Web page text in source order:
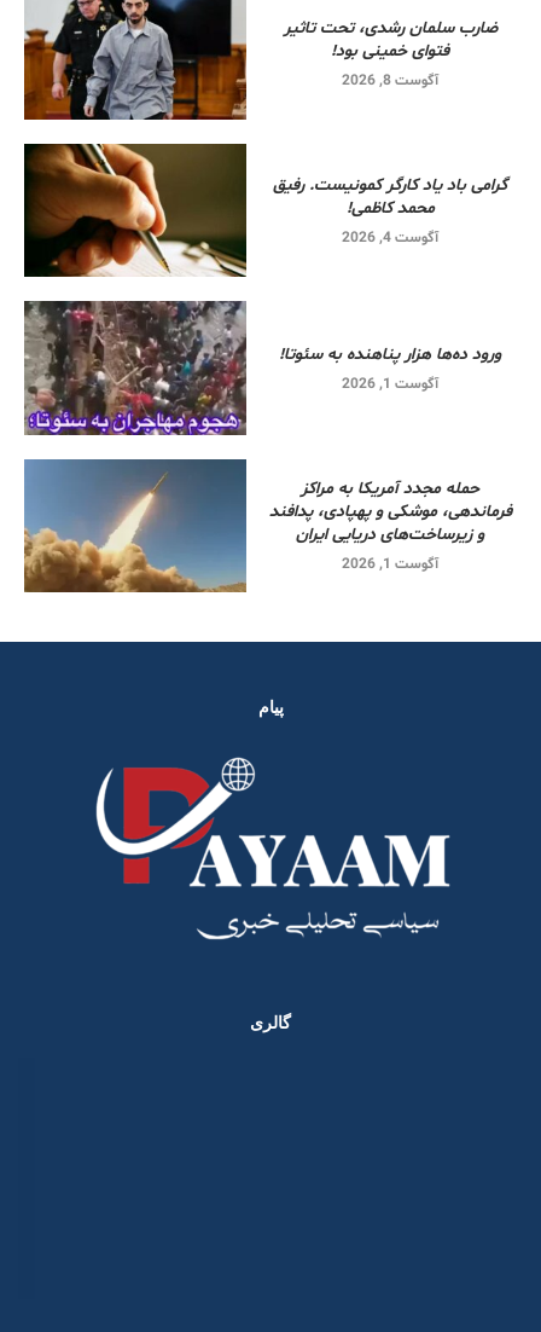
ضارب سلمان رشدی، تحت تاثیر
فتوای خمینی بود!
آگوست 8, 2026
گرامی باد یاد کارگر کمونیست. رفیق
محمد کاظمی!
آگوست 4, 2026
ورود ده‌ها هزار پناهنده به سئوتا!
آگوست 1, 2026
حمله مجدد آمریکا به مراکز
فرماندهی، موشکی و پهپادی، پدافند
و زیرساخت‌های دریایی ایران
آگوست 1, 2026
پیام
گالری